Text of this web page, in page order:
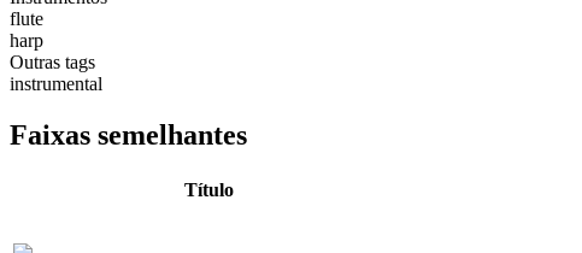
flute
harp
Outras tags
instrumental
Faixas semelhantes
Título